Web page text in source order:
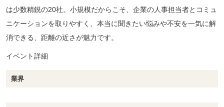
は少数精鋭の20社。小規模だからこそ、企業の人事担当者とコミュ
ニケーションを取りやすく、本当に聞きたい悩みや不安を一気に解
消できる、距離の近さが魅力です。
イベント詳細
業界